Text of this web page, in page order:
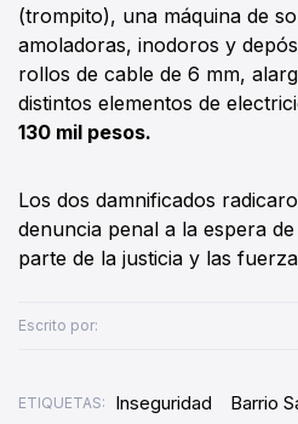
(trompito), una máquina de
amoladoras, inodoros y
rollos de cable de 6 mm,
distintos elementos de
130 mil pesos.
Los dos damnificados
denuncia penal a la espera
parte de la justicia y las
Escrito por:
ETIQUETAS: Inseguridad
Barrio